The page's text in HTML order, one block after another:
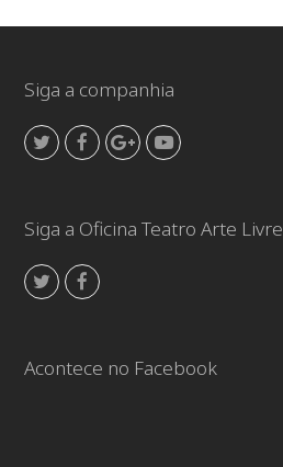
Siga a companhia
TwitterFacebookGooglePlus
Youtube
Siga a Oficina Teatro Arte Livre
TwitterFacebook
Acontece no Facebook